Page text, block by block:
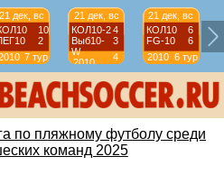
21 дек, вс
10
2
7 тур
21 дек, вс
КОЛ10-24
Выб10-
W
3
2010
4
тур
21 дек, вс
КОЛ10
6
FG-10
6
2010 6 тур
по пляжному футболу среди
команд 2025